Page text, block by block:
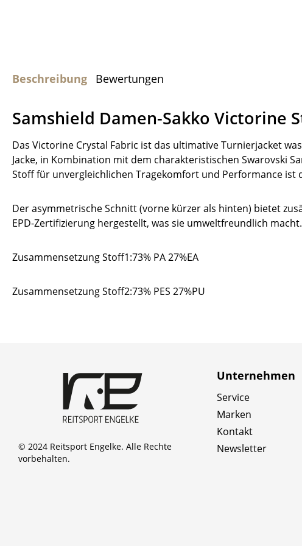
Beschreibung Bewertungen
Samshield Damen-Sakko Victorine
Das Victorine Crystal Fabric ist das ultimative Turnierjacket
Jacke, in Kombination mit dem charakteristischen Swarovski
Stoff für unvergleichlichen Tragekomfort und Performance ist
Der asymmetrische Schnitt (vorne kürzer als hinten) bietet
EPD-Zertifizierung hergestellt, was sie umweltfreundlich macht.
Zusammensetzung Stoff1:73% PA 27%EA
Zusammensetzung Stoff2:73% PES 27%PU
© 2024 Reitsport Engelke. Alle Rechte
vorbehalten.
Unternehmen
Service
Marken
Kontakt
Newsletter